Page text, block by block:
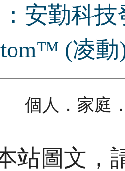
安勤科
(凌動
個人．家庭
站圖文，